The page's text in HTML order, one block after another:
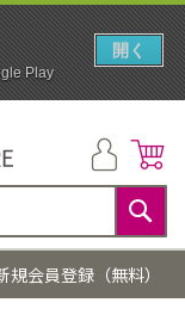
検
索
規会員登録（無料）
Play
開く